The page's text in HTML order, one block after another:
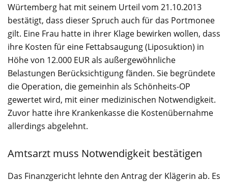
Würtemberg hat mit seinem Urteil vom 21.10.2013
bestätigt, dass dieser Spruch auch für das Portmonee
gilt. Eine Frau hatte in ihrer Klage bewirken wollen, dass
ihre Kosten für eine Fettabsaugung (Liposuktion) in
Höhe von 12.000 EUR als außergewöhnliche
Belastungen Berücksichtigung fänden. Sie begründete
die Operation, die gemeinhin als Schönheits-OP
gewertet wird, mit einer medizinischen Notwendigkeit.
Zuvor hatte ihre Krankenkasse die Kostenübernahme
allerdings abgelehnt.
Amtsarzt muss Notwendigkeit bestätigen
Das Finanzgericht lehnte den Antrag der Klägerin ab. Es